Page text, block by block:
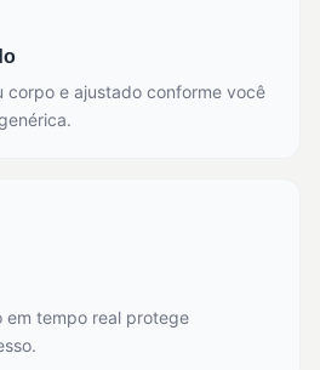
corpo e ajustado conforme você
em tempo real protege